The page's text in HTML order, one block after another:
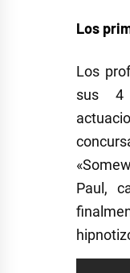
Los
Los
sus 4
Paul,